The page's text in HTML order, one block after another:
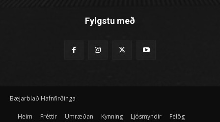
Fylgstu með
Bæjarblað Hafnfirðinga
Heim Fréttir Umræðan Kynning Ljósmyndir Félög